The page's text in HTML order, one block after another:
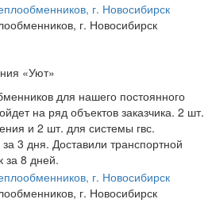
г. Новосибирск
«Уют»
для нашего постоянного
на ряд объектов заказчика. 2 шт.
и 2 шт. для системы гвс.
3 дня. Доставили транспортной
за 8 дней.
г. Новосибирск